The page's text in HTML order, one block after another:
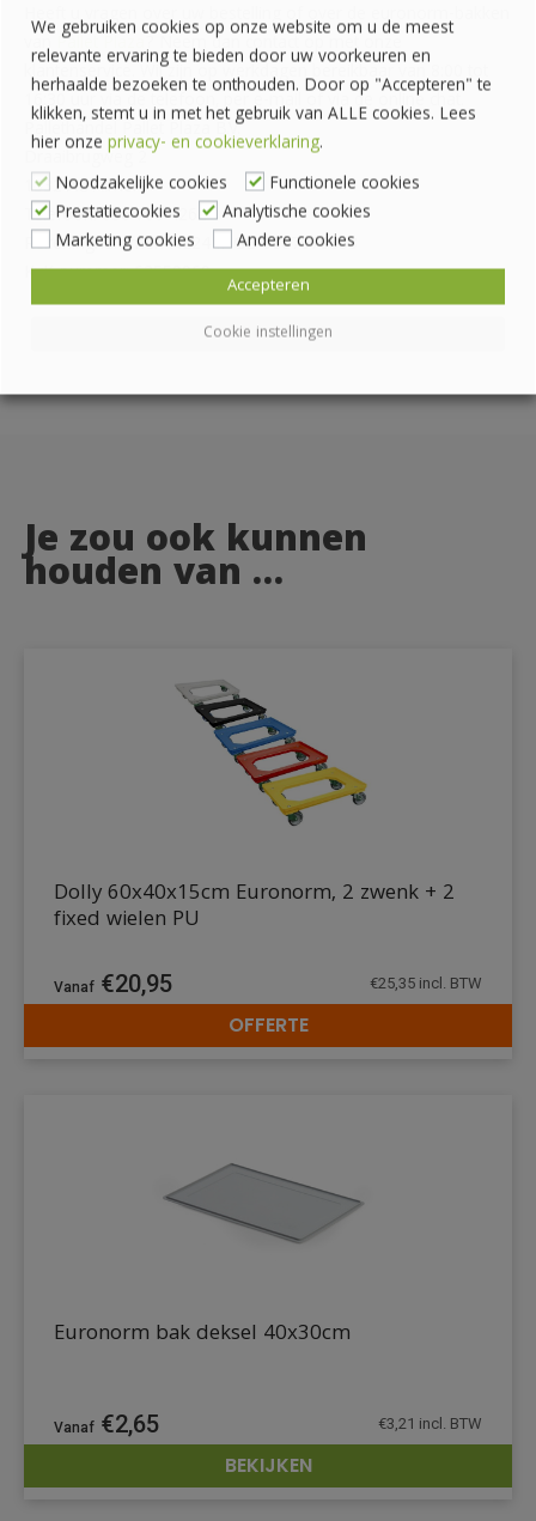
Heeft u vragen over uw bestelling of over de euronorm-bakken
vanPallet Plaza? Neem dan contact op met onze
klantenservice. Wij zijn op werkdagen bereikbaar van 8:00 tot
16:30 uur via de telefoon, per e-mail of via de online chat.
Pallethandel Pallet Plaza B.V.
Draaibrugweg 2
1332 AC Almere
Telefoon: 036 760 4262
Rekeningnummer: NL24 INGB 0007070888
KvK-nummer: 62559060
Je zou ook kunnen
houden van …
DETAILS
Dolly 60x40x15cm Euronorm, 2 zwenk + 2
fixed wielen PU
€20,95 €25,35 incl. BTW
OFFERTE
DETAILS
Euronorm bak deksel 40x30cm
€2,65 €3,21 incl. BTW
BEKIJKEN
We gebruiken cookies op onze website om u de meest
relevante ervaring te bieden door uw voorkeuren en
herhaalde bezoeken te onthouden. Door op "Accepteren" te
klikken, stemt u in met het gebruik van ALLE cookies. Lees
hier onze privacy- en cookieverklaring.
Noodzakelijke cookies
Functionele cookies
Prestatiecookies
Analytische cookies
Marketing cookies
Andere cookies
Cookie instellingen
Accepteren